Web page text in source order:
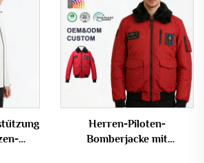
Herren-Piloten-
Bomberjacke mit